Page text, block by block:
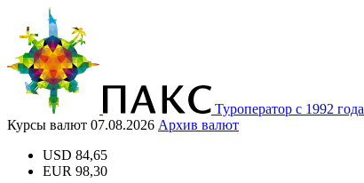
Туроператор с 1992 года
Курсы валют 07.08.2026 Архив валют
USD 84,65
EUR 98,30